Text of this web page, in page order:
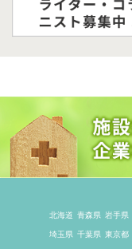
北海道 青森県 岩手県
埼玉県 千葉県 東京都